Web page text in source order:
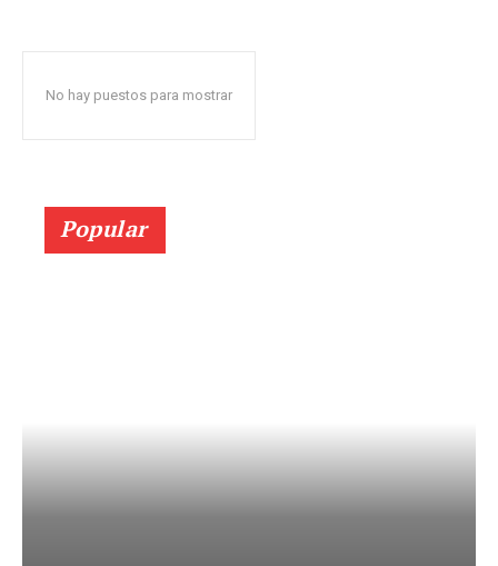
No hay puestos para mostrar
Popular